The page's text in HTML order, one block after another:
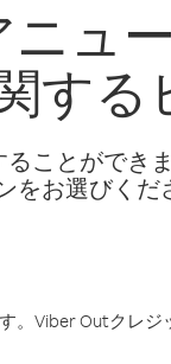
ュ
する
ことができ
をお選びくだ
Viber Outクレ